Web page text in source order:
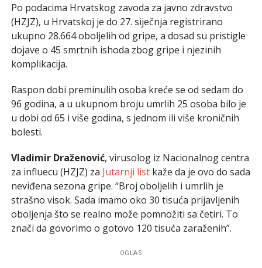
Po podacima Hrvatskog zavoda za javno zdravstvo
(HZJZ), u Hrvatskoj je do 27. siječnja registrirano
ukupno 28.664 oboljelih od gripe, a dosad su pristigle
dojave o 45 smrtnih ishoda zbog gripe i njezinih
komplikacija.
Raspon dobi preminulih osoba kreće se od sedam do
96 godina, a u ukupnom broju umrlih 25 osoba bilo je
u dobi od 65 i više godina, s jednom ili više kroničnih
bolesti.
Vladimir Draženović, virusolog iz Nacionalnog centra
za influecu (HZJZ) za Jutarnji listkaže da je ovo do sada
neviđena sezona gripe. “Broj oboljelih i umrlih je
strašno visok. Sada imamo oko 30 tisuća prijavljenih
oboljenja što se realno može pomnožiti sa četiri. To
znači da govorimo o gotovo 120 tisuća zaraženih”.
OGLAS